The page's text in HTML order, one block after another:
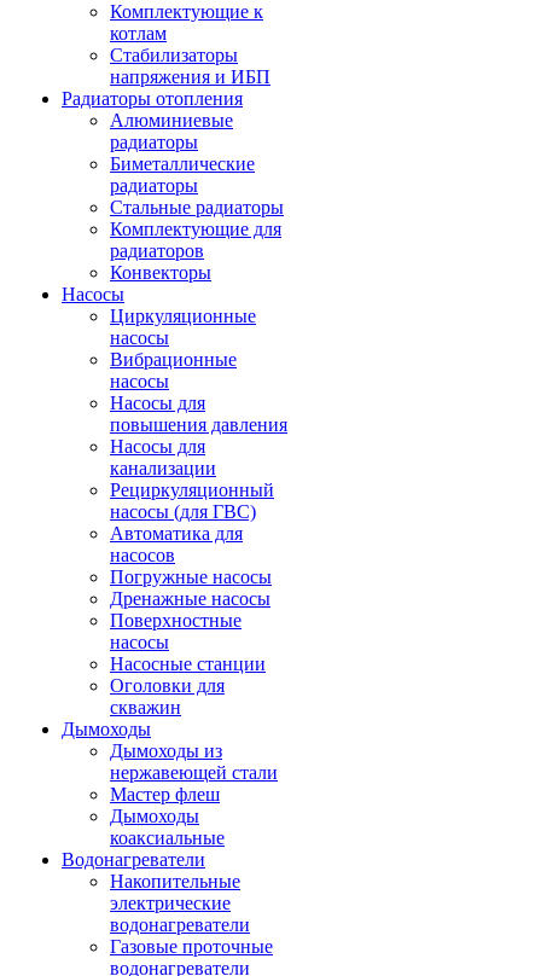
Комплектующие к
котлам
Стабилизаторы
напряжения и ИБП
Радиаторы отопления
Алюминиевые
радиаторы
Биметаллические
радиаторы
Стальные радиаторы
Комплектующие для
радиаторов
Конвекторы
Насосы
Циркуляционные
насосы
Вибрационные
насосы
Насосы для
повышения давления
Насосы для
канализации
Рециркуляционный
насосы (для ГВС)
Автоматика для
насосов
Погружные насосы
Дренажные насосы
Поверхностные
насосы
Насосные станции
Оголовки для
скважин
Дымоходы
Дымоходы из
нержавеющей стали
Мастер флеш
Дымоходы
коаксиальные
Водонагреватели
Накопительные
электрические
водонагреватели
Газовые проточные
водонагреватели